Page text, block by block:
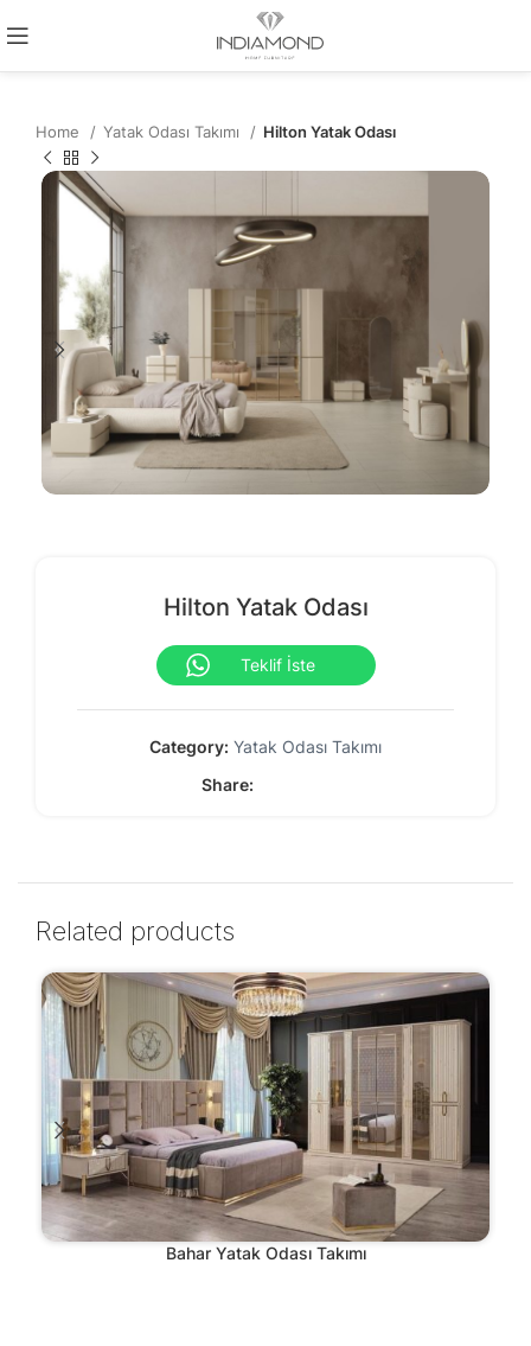
Home Yatak Odası Takımı Hilton Yatak Odası
Hilton Yatak Odası
Teklif İste
Category: Yatak Odası Takımı
Share:
Related products
Bahar Yatak Odası Takımı